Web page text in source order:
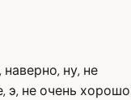
наверно, ну, не
э, не очень хорошо